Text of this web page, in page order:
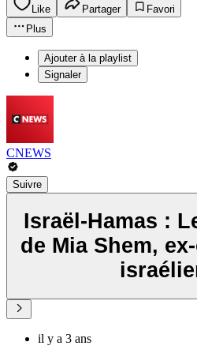
Like Partager
Favori
Plus
Ajouter à la playlist
Signaler
CNEWS
Suivre
Israël-Hamas :
de Mia Shem,
il y a 3 ans